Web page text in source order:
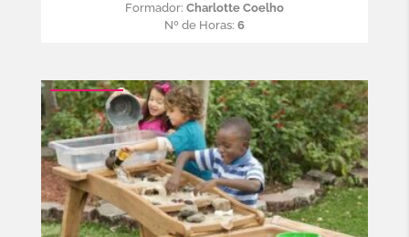
Formador: Charlotte Coelho
Nº de Horas: 6